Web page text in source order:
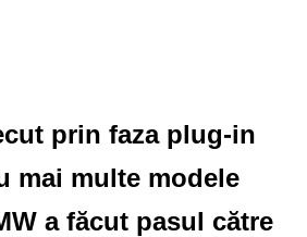
prin faza plug-in
mai multe modele
a făcut pasul către